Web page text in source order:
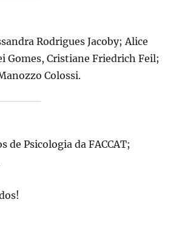
Rodrigues Jacoby; Alice
Gomes, Cristiane Friedrich Feil;
Colossi.
de Psicologia da FACCAT;